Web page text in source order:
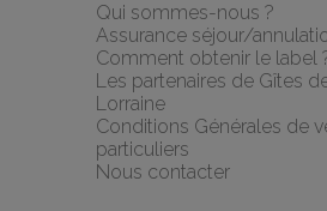
Qui sommes-nous ?
Assurance séjour/
Comment obtenir le label
Les partenaires de Gîtes
Lorraine
Conditions Générales de
particuliers
Nous contacter